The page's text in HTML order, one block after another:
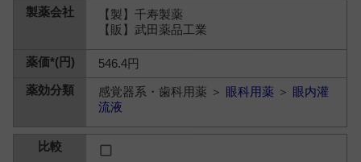
【製】千寿製薬
【販】武田薬品工業
546.4円
感覚器系・歯科用薬 ＞ 眼科用薬 ＞ 眼内灌
流液